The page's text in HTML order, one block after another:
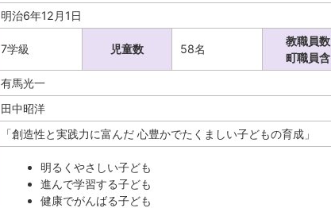
明治6年12月1日
7学級 児童数 58名
教職員数
町職員含
有馬光一
田中昭洋
「創造性と実践力に富んだ 心豊かでたくましい子どもの育成」
明るくやさしい子ども
進んで学習する子ども
健康でがんばる子ども